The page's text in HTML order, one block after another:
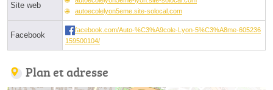
Site web
autoecolelyon5eme.site-solocal.com
Facebook
facebook.com/Auto-%C3%A9cole-Lyon-5%C3%A8me-605236
159500104/
Plan et adresse